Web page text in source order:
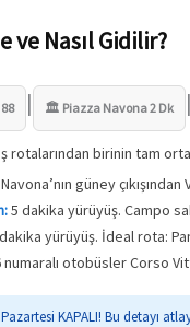
ve Nasıl Gidilir?
| 🏛️ Piazza Navona 2 Dk |
rotalarından birinin tam
Navona’nın güney
5 dakika yürüyüş. Campo
yürüyüş. İdeal rota:
numaralı otobüsler Corso
Pazartesi KAPALI! Bu detayı